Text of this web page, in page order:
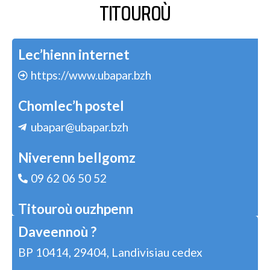
TITOUROÙ
Lec’hienn internet
https://www.ubapar.bzh
Chomlec’h postel
ubapar@ubapar.bzh
Niverenn bellgomz
09 62 06 50 52
Titouroù ouzhpenn
Daveennoù ?
BP 10414, 29404, Landivisiau cedex